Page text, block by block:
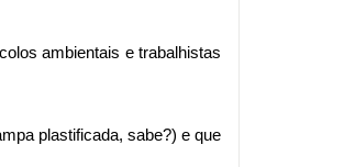
ambientais e trabalhistas
plastificada, sabe?) e que